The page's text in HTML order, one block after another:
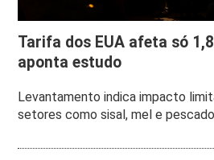
Tarifa dos EUA afeta só
aponta estudo
Levantamento indica impacto
setores como sisal, mel e